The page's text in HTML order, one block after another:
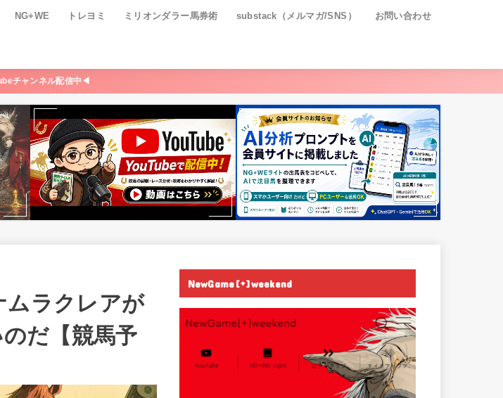
NG+WE トレヨミ ミリオンダラー馬券術 substack（メルマガ/SNS） お問い合わせ
チャンネル配信中◀
ムラクレアが
だ【競馬予
NewGame[+]weekend